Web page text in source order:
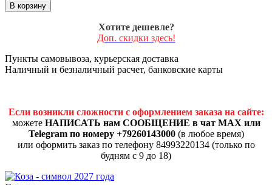
В корзину
Хотите дешевле?
Доп. скидки здесь!
Пункты самовывоза, курьерская доставка
Наличный и безналичный расчет, банковские карты
Если возникли сложности с оформлением заказа на сайте:
можете НАПИСАТЬ нам СООБЩЕНИЕ в чат MAX или
Telegram по номеру +79260143000(в любое время)
или оформить заказ по телефону 84993220134 (только по
будням с 9 до 18)